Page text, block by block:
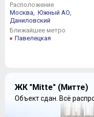
Расположение
Москва,
Южный АО,
Даниловский
Ближайшее метро
Павелецкая
ЖК "Mitte" (Митте)
Объект сдан. Всё